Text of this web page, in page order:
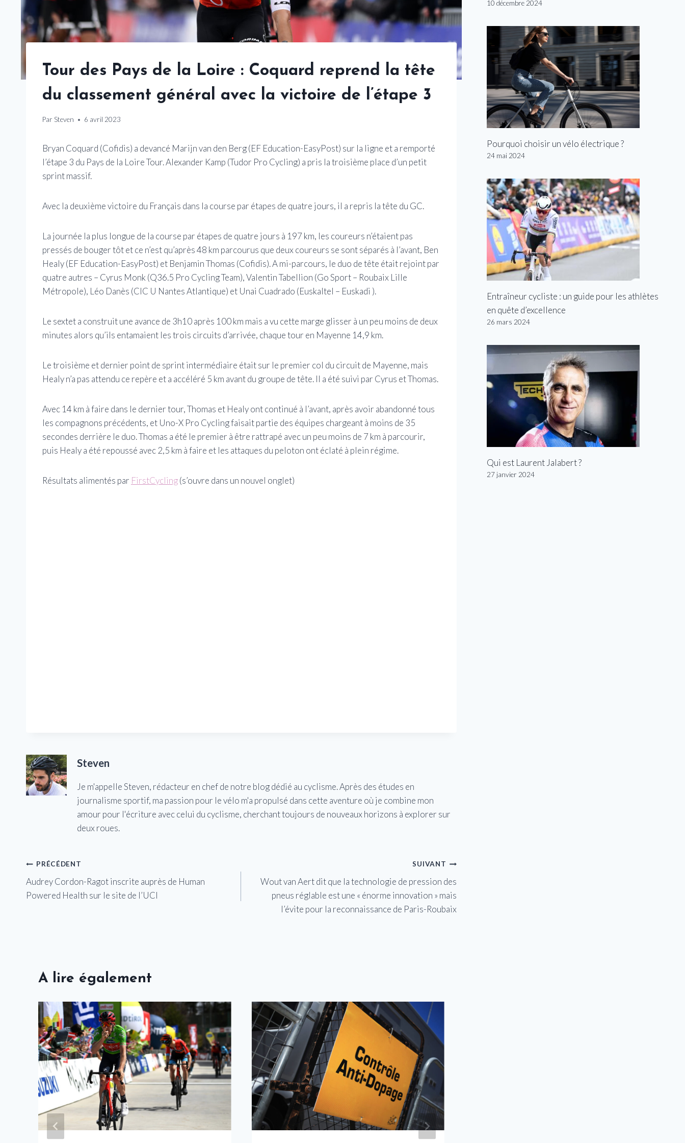
Tour des Pays de la Loire : Coquard reprend la tête
du classement général avec la victoire de l’étape 3
Par Steven 6 avril 2023
Bryan Coquard (Cofidis) a devancé Marijn van den Berg (EF Education-EasyPost) sur la ligne et a remporté
l’étape 3 du Pays de la Loire Tour. Alexander Kamp (Tudor Pro Cycling) a pris la troisième place d’un petit
sprint massif.
Avec la deuxième victoire du Français dans la course par étapes de quatre jours, il a repris la tête du GC.
La journée la plus longue de la course par étapes de quatre jours à 197 km, les coureurs n’étaient pas
pressés de bouger tôt et ce n’est qu’après 48 km parcourus que deux coureurs se sont séparés à l’avant, Ben
Healy (EF Education-EasyPost) et Benjamin Thomas (Cofidis). A mi-parcours, le duo de tête était rejoint par
quatre autres – Cyrus Monk (Q36.5 Pro Cycling Team), Valentin Tabellion (Go Sport – Roubaix Lille
Métropole), Léo Danès (CIC U Nantes Atlantique) et Unai Cuadrado (Euskaltel – Euskadi ).
Le sextet a construit une avance de 3h10 après 100 km mais a vu cette marge glisser à un peu moins de deux
minutes alors qu’ils entamaient les trois circuits d’arrivée, chaque tour en Mayenne 14,9 km.
Le troisième et dernier point de sprint intermédiaire était sur le premier col du circuit de Mayenne, mais
Healy n’a pas attendu ce repère et a accéléré 5 km avant du groupe de tête. Il a été suivi par Cyrus et Thomas.
Avec 14 km à faire dans le dernier tour, Thomas et Healy ont continué à l’avant, après avoir abandonné tous
les compagnons précédents, et Uno-X Pro Cycling faisait partie des équipes chargeant à moins de 35
secondes derrière le duo. Thomas a été le premier à être rattrapé avec un peu moins de 7 km à parcourir,
puis Healy a été repoussé avec 2,5 km à faire et les attaques du peloton ont éclaté à plein régime.
Résultats alimentés par FirstCycling(s’ouvre dans un nouvel onglet)
Steven
Je m'appelle Steven, rédacteur en chef de notre blog dédié au cyclisme. Après des études en
journalisme sportif, ma passion pour le vélo m'a propulsé dans cette aventure où je combine mon
amour pour l'écriture avec celui du cyclisme, cherchant toujours de nouveaux horizons à explorer sur
deux roues.
Navigation
de
PRÉCÉDENT
Audrey Cordon-Ragot inscrite auprès de Human
Powered Health sur le site de l’UCI
SUIVANT
Wout van Aert dit que la technologie de pression des
pneus réglable est une « énorme innovation » mais
l’évite pour la reconnaissance de Paris-Roubaix
A lire également
10 décembre 2024
Pourquoi choisir un vélo électrique ?
24 mai 2024
Entraîneur cycliste : un guide pour les athlètes
en quête d’excellence
26 mars 2024
Qui est Laurent Jalabert ?
27 janvier 2024